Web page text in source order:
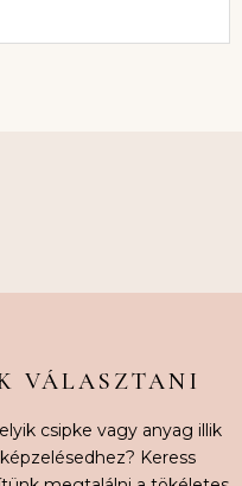
VÁLASZTANI
csipke vagy anyag illik
Keress